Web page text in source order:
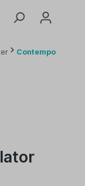
Contempo